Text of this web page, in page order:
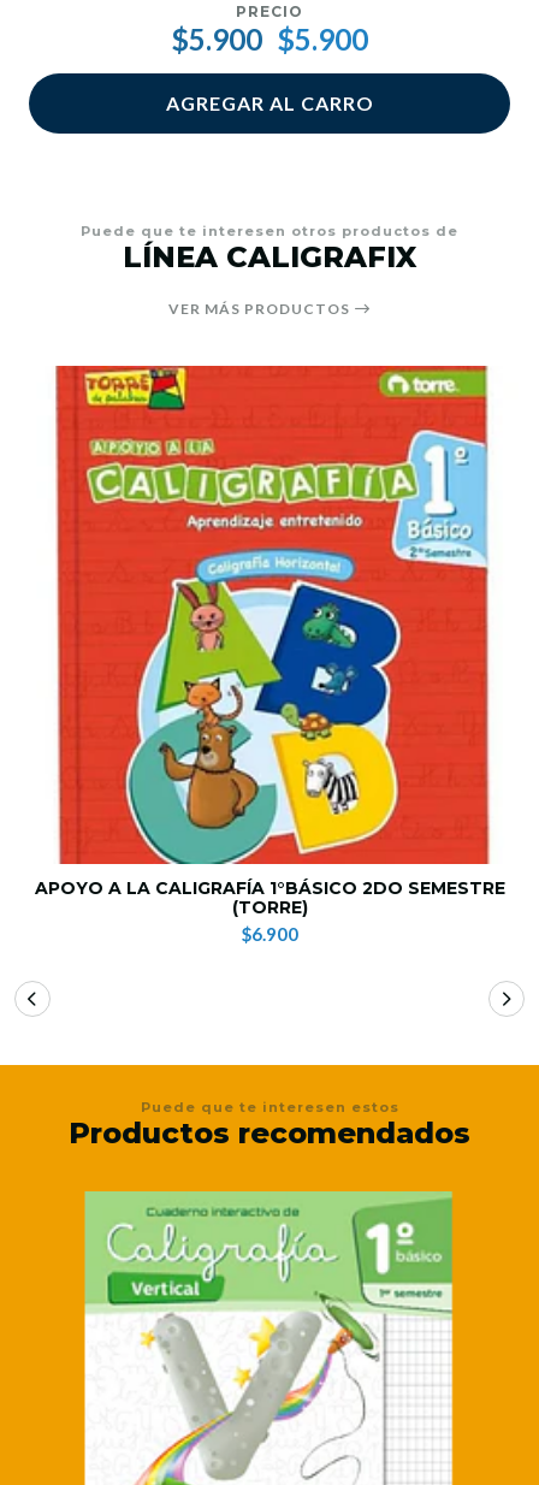
PRECIO
$5.900 $5.900
AGREGAR AL CARRO
Puede que te interesen otros productos de
LÍNEA CALIGRAFIX
VER MÁS PRODUCTOS
APOYO A LA CALIGRAFÍA 1°BÁSICO 2DO SEMESTRE
(TORRE)
$6.900
Puede que te interesen estos
Productos recomendados